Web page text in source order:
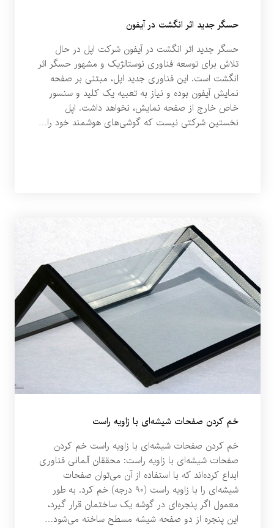
حسگر جدید اثر انگشت در آیفون
حسگر جدید اثر انگشت در آیفون شرکت اپل در حال
تلاش برای توسعه فناوری نوستالژیک و مشهور حسگر اثر
انگشت است. این فناوری جدید اپل، مبتنی بر صفحه‌
نمایش آیفون بوده و نیاز به تعبیه یک کلید و سنسور
خاص خارج از صفحه نمایش، نخواهد داشت. اپل
نخستین شرکتی نیست که گوشی‌های هوشمند خود را…
خم کردن صفحات شیشه‌ای با زاویه راست
خم کردن صفحات شیشه‌ای با زاویه راست خم کردن
صفحات شیشه‌ای با زاویه راست: محققان آلمانی فناوری
ابداع کرده‌اند که با استفاده از آن می‌توان صفحات
شیشه‌ای را با زاویه راست (۹۰ درجه) خم کرد. به طور
معمول اگر پنجره‌ای در گوشه یک ساختمان قرار گیرد،
این پنجره از دو صفحه شیشه مسطح ساخته می‌شود…